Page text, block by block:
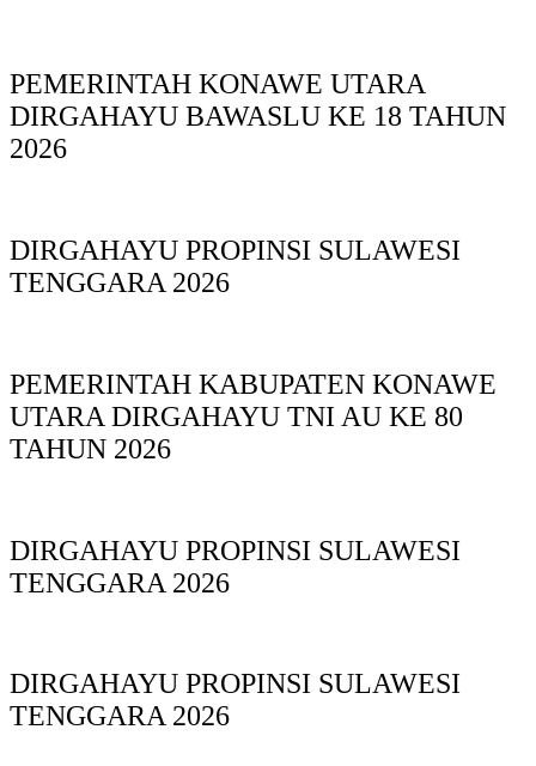
PEMERINTAH KONAWE UTARA
DIRGAHAYU BAWASLU KE 18 TAHUN
2026
DIRGAHAYU PROPINSI SULAWESI
TENGGARA 2026
PEMERINTAH KABUPATEN KONAWE
UTARA DIRGAHAYU TNI AU KE 80
TAHUN 2026
DIRGAHAYU PROPINSI SULAWESI
TENGGARA 2026
DIRGAHAYU PROPINSI SULAWESI
TENGGARA 2026